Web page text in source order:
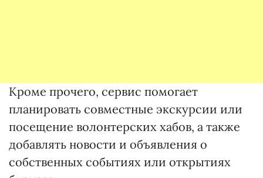
Кроме прочего, сервис помогает
планировать совместные экскурсии или
посещение волонтерских хабов, а также
добавлять новости и объявления о
собственных событиях или открытиях